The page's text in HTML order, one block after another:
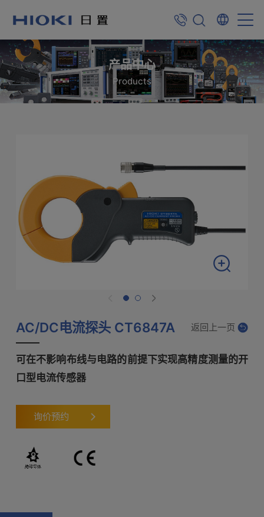
产品中心
Products
AC/DC电流探头 CT6847A 返回上一页
可在不影响布线与电路的前提下实现高精度测量的开
口型电流传感器
询价预约